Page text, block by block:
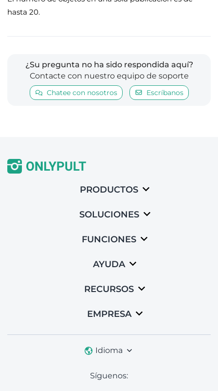
hasta 20.
¿Su pregunta no ha sido respondida aquí?
Сontacte con nuestro equipo de soporte
Chatee con nosotros Escríbanos
PRODUCTOS
SOLUCIONES
FUNCIONES
AYUDA
RECURSOS
EMPRESA
Idioma
Síguenos: